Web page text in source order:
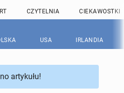
CZYTELNIA CIEKAWOSTKI
USA IRLANDIA
artykułu!